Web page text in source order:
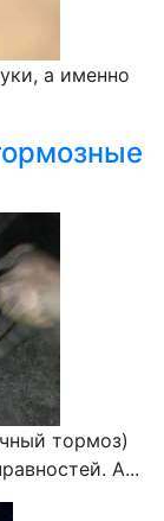
а именно
тормоз)
А...